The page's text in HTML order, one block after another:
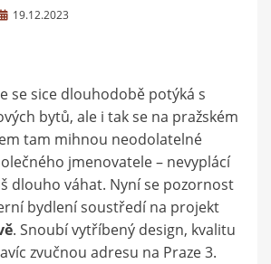
19.12.2023
se sice dlouhodobě potýká s
bytů, ale i tak se na pražském
tam mihnou neodolatelné
jmenovatele – nevyplácí
dlouho váhat. Nyní se pozornost
bydlení soustředí na projekt
. Snoubí vytříbený design, kvalitu
zvučnou adresu na Praze 3.